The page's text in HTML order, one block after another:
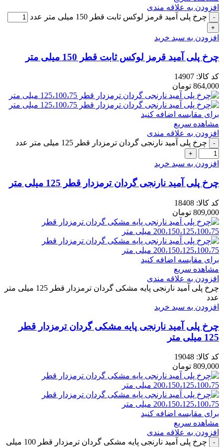
افزودن به علاقه مندی
چرخ پلی آمید قرمز لوکس ثابت قطر 150 میلی متر عدد
افزودن به سبد خرید
چرخ پلی آمید قرمز لوکس ثابت قطر 150 میلی متر
کد کالا: 14907
864,000 تومان
برای مقایسه اضافه کنید
مشاهده سریع
افزودن به علاقه مندی
چرخ پلی آمید نارنجی گردان ترمزدار قطر 125 میلی متر عدد
افزودن به سبد خرید
چرخ پلی آمید نارنجی گردان ترمزدار قطر 125 میلی متر
کد کالا: 18408
809,000 تومان
برای مقایسه اضافه کنید
مشاهده سریع
افزودن به علاقه مندی
چرخ پلی آمید نارنجی پایه مشکی گردان ترمزدار قطر 125 میلی متر
عدد
افزودن به سبد خرید
چرخ پلی آمید نارنجی پایه مشکی گردان ترمزدار قطر
125 میلی متر
کد کالا: 19048
809,000 تومان
برای مقایسه اضافه کنید
مشاهده سریع
افزودن به علاقه مندی
چرخ پلی آمید نارنجی پایه مشکی گردان ترمزدار قطر 100 میلی